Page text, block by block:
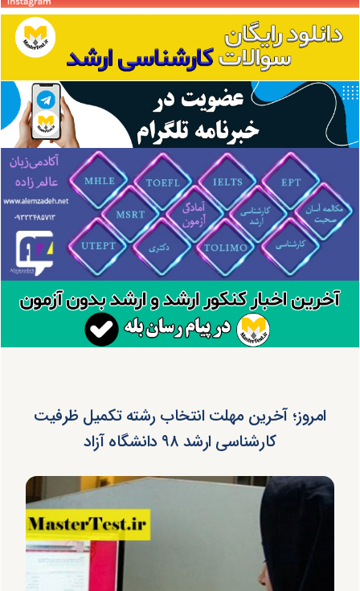
امروز؛ آخرین مهلت انتخاب رشته تکمیل ظرفیت
کارشناسی ارشد ۹۸ دانشگاه آزاد